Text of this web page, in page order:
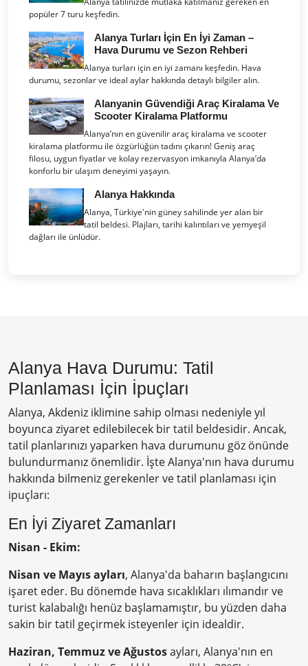
popüler 7 turu keşfedin.
Alanya Turları İçin En İyi Zaman –
Hava Durumu ve Sezon Rehberi
Alanya turları için en iyi zamanı keşfedin. Hava
durumu, sezonlar ve ideal aylar hakkında detaylı bilgiler alın.
Alanyanin Güvendiği Araç Kiralama Ve
Scooter Kiralama Platformu
Alanya’nın en güvenilir araç kiralama ve scooter
kiralama platformu ile özgürlüğün tadını çıkarın! Geniş araç
filosu, uygun fiyatlar ve kolay rezervasyon imkanıyla Alanya’da
konforlu bir ulaşım deneyimi yaşayın.
Alanya Hakkında
Alanya, Türkiye'nin güney sahilinde yer alan bir
tatil beldesi. Plajları, tarihi kalıntıları ve yemyeşil
dağları ile ünlüdür.
Alanya Hava Durumu: Tatil
Planlaması İçin İpuçları
Alanya, Akdeniz iklimine sahip olması nedeniyle yıl
boyunca ziyaret edilebilecek bir tatil beldesidir. Ancak,
tatil planlarınızı yaparken hava durumunu göz önünde
bulundurmanız önemlidir. İşte Alanya'nın hava durumu
hakkında bilmeniz gerekenler ve tatil planlaması için
ipuçları:
En İyi Ziyaret Zamanları
Nisan - Ekim:
Nisan ve Mayıs ayları, Alanya'da baharın başlangıcını
işaret eder. Bu dönemde hava sıcaklıkları ılımandır ve
turist kalabalığı henüz başlamamıştır, bu yüzden daha
sakin bir tatil geçirmek isteyenler için idealdir.
Haziran, Temmuz ve Ağustosayları, Alanya'nın en